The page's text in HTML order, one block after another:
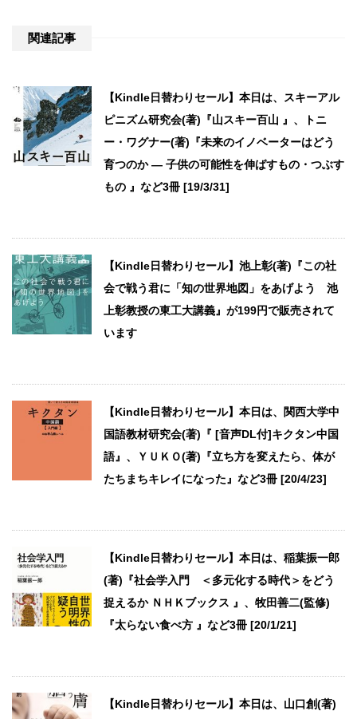
関連記事
【Kindle日替わりセール】本日は、スキーアル
ピニズム研究会(著)『山スキー百山 』、トニ
ー・ワグナー(著)『未来のイノベーターはどう
育つのか ― 子供の可能性を伸ばすもの・つぶす
もの 』など3冊 [19/3/31]
【Kindle日替わりセール】池上彰(著)『この社
会で戦う君に「知の世界地図」をあげよう 池
上彰教授の東工大講義』が199円で販売されて
います
【Kindle日替わりセール】本日は、関西大学中
国語教材研究会(著)『 [音声DL付]キクタン中国
語』、ＹＵＫＯ(著)『立ち方を変えたら、体が
たちまちキレイになった』など3冊 [20/4/23]
【Kindle日替わりセール】本日は、稲葉振一郎
(著)『社会学入門 ＜多元化する時代＞をどう
捉えるか ＮＨＫブックス 』、牧田善二(監修)
『太らない食べ方 』など3冊 [20/1/21]
【Kindle日替わりセール】本日は、山口創(著)